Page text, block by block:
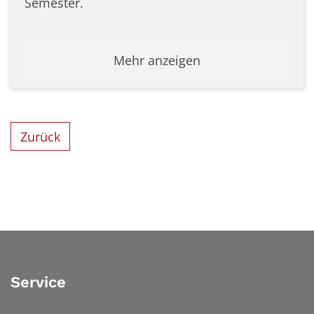
Mehr anzeigen
Zurück
Service